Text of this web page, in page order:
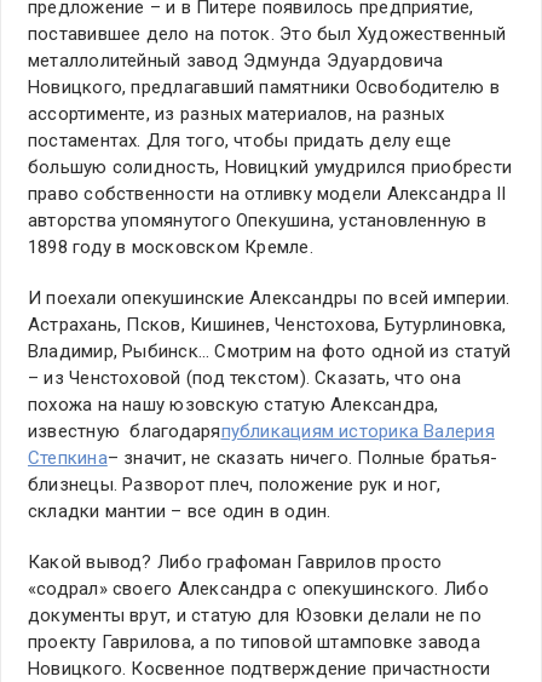
предложение – и в Питере появилось предприятие,
поставившее дело на поток. Это был Художественный
металлолитейный завод Эдмунда Эдуардовича
Новицкого, предлагавший памятники Освободителю в
ассортименте, из разных материалов, на разных
постаментах. Для того, чтобы придать делу еще
большую солидность, Новицкий умудрился приобрести
право собственности на отливку модели Александра II
авторства упомянутого Опекушина, установленную в
1898 году в московском Кремле.
И поехали опекушинские Александры по всей империи.
Астрахань, Псков, Кишинев, Ченстохова, Бутурлиновка,
Владимир, Рыбинск… Смотрим на фото одной из статуй
– из Ченстоховой (под текстом). Сказать, что она
похожа на нашу юзовскую статую Александра,
известную благодаряпубликациям историка Валерия
Степкина– значит, не сказать ничего. Полные братья-
близнецы. Разворот плеч, положение рук и ног,
складки мантии – все один в один.
Какой вывод? Либо графоман Гаврилов просто
«содрал» своего Александра с опекушинского. Либо
документы врут, и статую для Юзовки делали не по
проекту Гаврилова, а по типовой штамповке завода
Новицкого. Косвенное подтверждение причастности